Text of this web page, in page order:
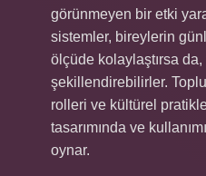
görünmeyen bir etki
sistemler, bireylerin
ölçüde kolaylaştırsa da,
şekillendirebilirler.
rolleri ve kültürel
tasarımında ve
oynar.